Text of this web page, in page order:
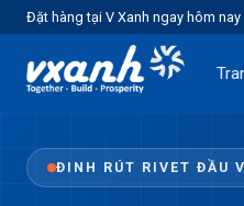
Đặt hàng tại V Xanh ngay hôm
ĐINH RÚT RIVET ĐẦU